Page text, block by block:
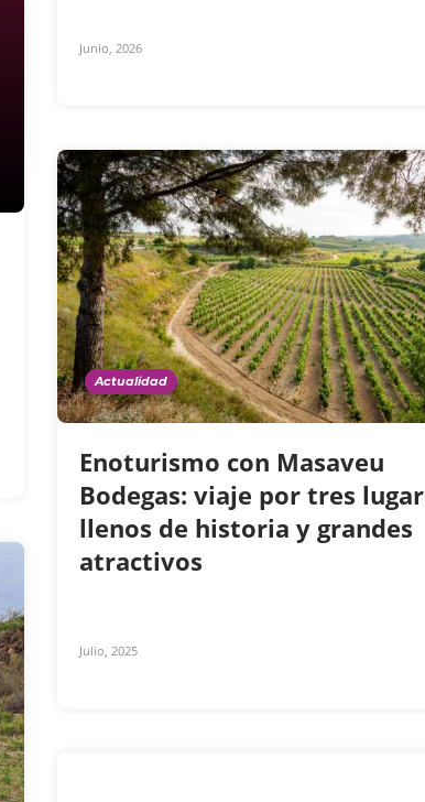
Junio, 2026
Actualidad
Enoturismo con Masaveu
Bodegas: viaje por tres
llenos de historia y grandes
atractivos
Julio, 2025